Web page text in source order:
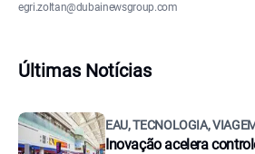
egri.zoltan@dubainewsgroup.com
Últimas Notícias
EAU, TECNOLOGIA,
Inovação acelera